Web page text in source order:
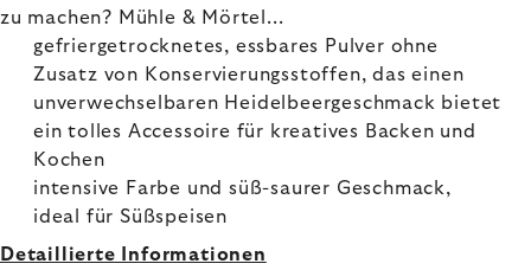
zu machen? Mühle & Mörtel...
gefriergetrocknetes, essbares Pulver ohne
Zusatz von Konservierungsstoffen, das einen
unverwechselbaren Heidelbeergeschmack bietet
ein tolles Accessoire für kreatives Backen und
Kochen
intensive Farbe und süß-saurer Geschmack,
ideal für Süßspeisen
Detaillierte Informationen